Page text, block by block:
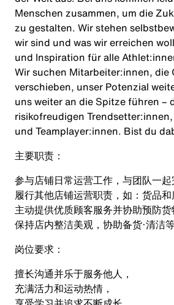
Menschen zusammen, um die
zu gestalten. Wir stehen
wir sind und was wir erreichen
und Inspiration für alle
Wir suchen Mitarbeiter:innen, die
verschieben, unser Potenzial
uns weiter an die Spitze führen –
risikofreudigen
und Teamplayer:innen. Bist du
主要职责：
参与店铺日常运营工作，与团队一起
履行其他店铺运营职责，如：货品和
主动提供优质顾客服务并协助预防货
保持店内整洁美观，协助备货·清洁等
岗位要求：
擅长沟通并乐于服务他人，
充满活力和运动热情，